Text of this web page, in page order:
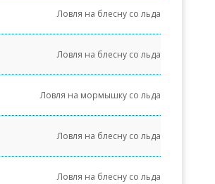
Ловля на блесну со льда
Ловля на блесну со льда
Ловля на мормышку со льда
Ловля на блесну со льда
Ловля на блесну со льда